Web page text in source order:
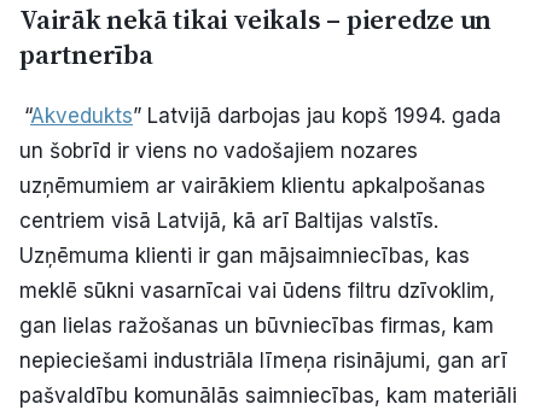
Vairāk nekā tikai veikals – pieredze un
partnerība
“Akvedukts” Latvijā darbojas jau kopš 1994. gada
un šobrīd ir viens no vadošajiem nozares
uzņēmumiem ar vairākiem klientu apkalpošanas
centriem visā Latvijā, kā arī Baltijas valstīs.
Uzņēmuma klienti ir gan mājsaimniecības, kas
meklē sūkni vasarnīcai vai ūdens filtru dzīvoklim,
gan lielas ražošanas un būvniecības firmas, kam
nepieciešami industriāla līmeņa risinājumi, gan arī
pašvaldību komunālās saimniecības, kam materiāli